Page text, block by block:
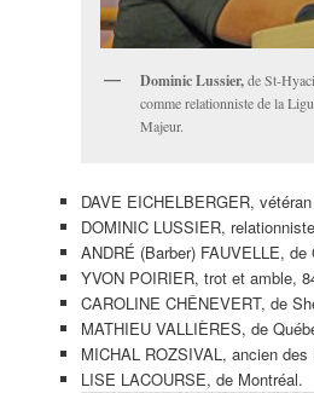
Dominic Lussier,de St-
comme relationniste de la
Majeur.
DAVE EICHELBERGER,
DOMINIC LUSSIER,
ANDRÉ (Barber) FAUVELLE, de
YVON POIRIER, trot et amble,
CAROLINE CHÊNEVERT, de
MATHIEU VALLIÈRES, de
MICHAL ROZSIVAL, ancien
LISE LACOURSE, de Montréal.